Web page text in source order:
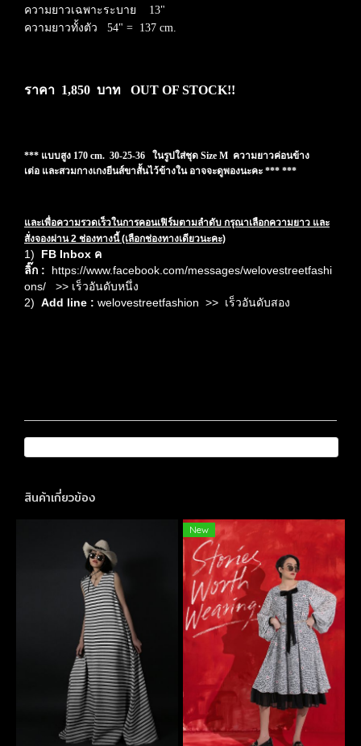
ความยาวเฉพาะระบาย 13"
ความยาวทั้งตัว 54" = 137 cm.
ราคา 1,850 บาท OUT OF STOCK!!
*** แบบสูง 170 cm. 30-25-36 ในรูปใส่ชุด Size M ความยาวค่อนข้าง
เต่อ และสวมกางเกงยีนส์ขาสั้นไว้ข้างใน อาจจะดูพองนะคะ *** ***
และเพื่อความรวดเร็วในการคอนเฟิร์มตามลำดับ กรุณาเลือกความยาว และ
สั่งจองผ่าน 2 ช่องทางนี้ (เลือกช่องทางเดียวนะคะ)
1) FB Inbox ค
ลิ๊ก :
https://www.facebook.com/messages/welovestreetfashi
ons/
>> เร็วอันดับหนึ่ง
2) Add line : welovestreetfashion >> เร็วอันดับสอง
สินค้าเกี่ยวข้อง
New